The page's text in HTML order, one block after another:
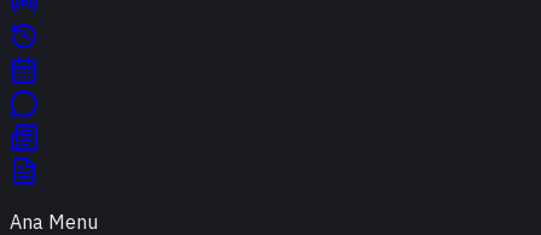
Ana Menu